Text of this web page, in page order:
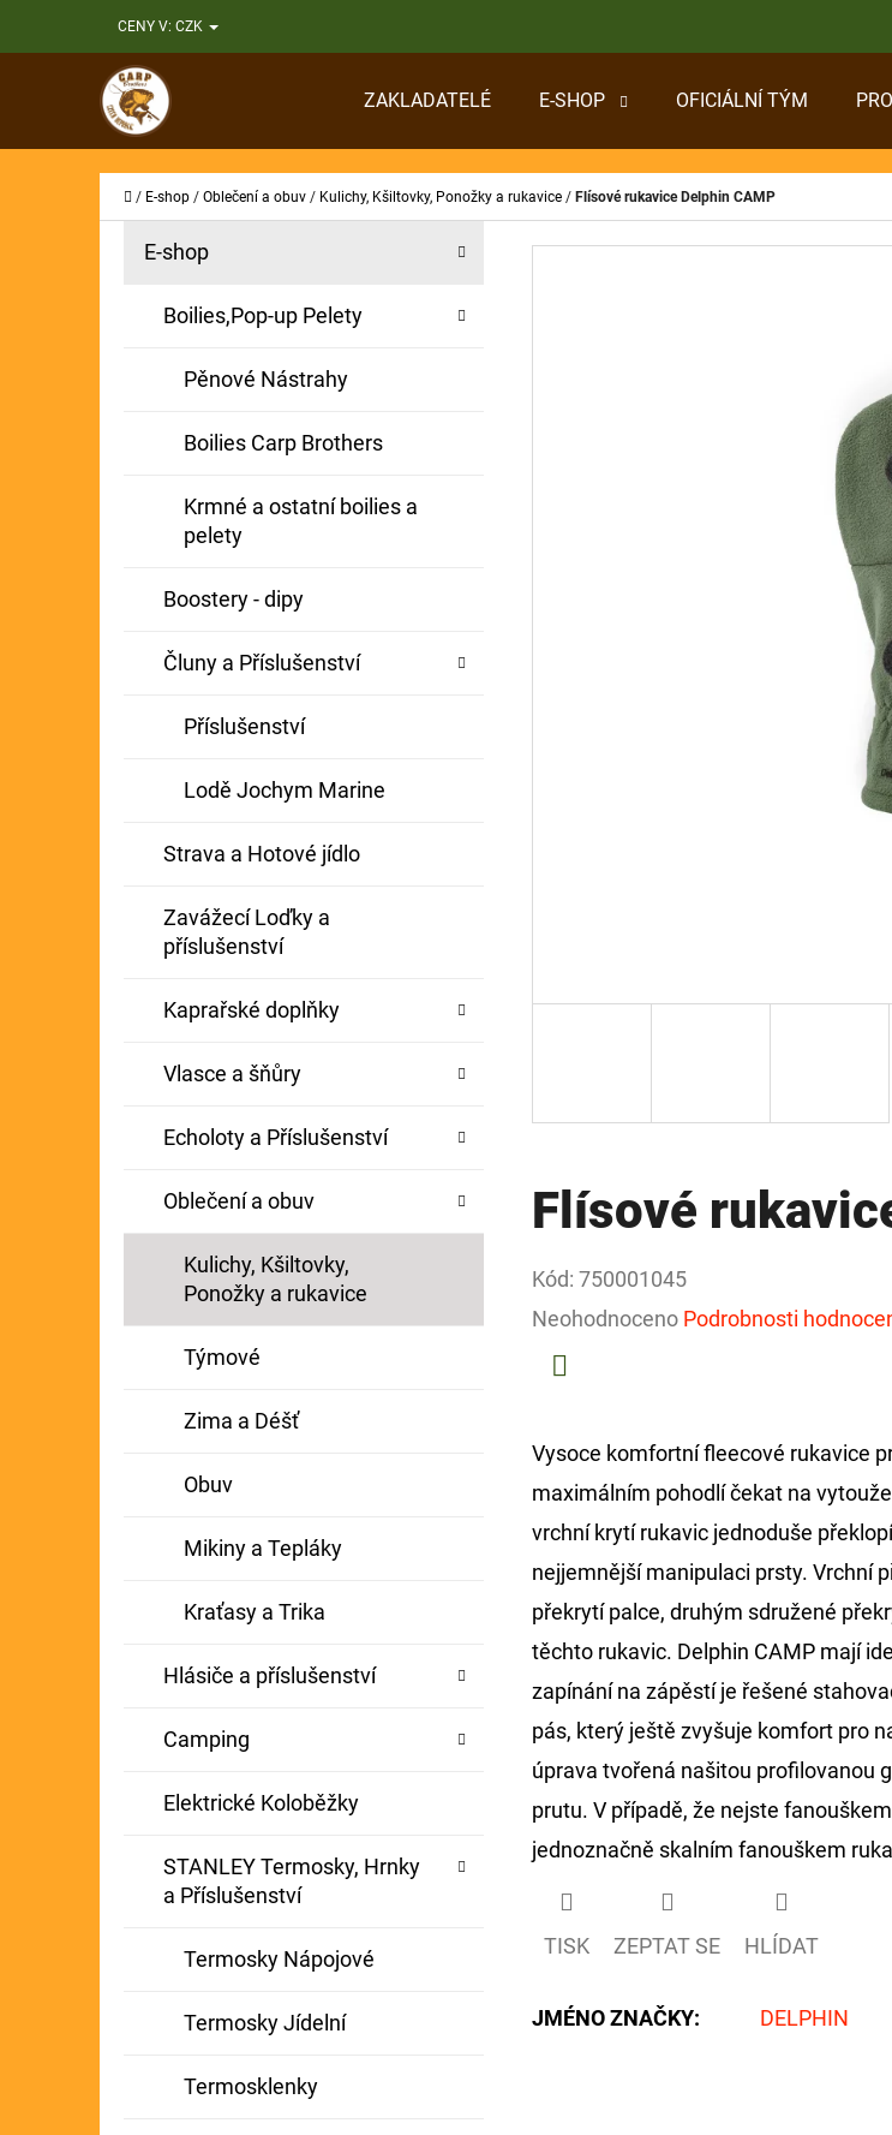
na
CENY V: CZK
ZAKLADATELÉ E-SHOP OFICIÁLNÍ TÝM
Domů
/ E-shop / Oblečení a obuv / Kulichy, Kšiltovky, Ponožky a rukavice / Flísové rukavice Delphin CAMP
Přeskočit
E-shop
Boilies,Pop-up Pelety
Pěnové Nástrahy
Boilies Carp Brothers
Krmné a ostatní boilies a
pelety
Boostery - dipy
Čluny a Příslušenství
Příslušenství
Lodě Jochym Marine
Strava a Hotové jídlo
Zavážecí Loďky a
příslušenství
Kaprařské doplňky
Vlasce a šňůry
Echoloty a Příslušenství
Oblečení a obuv
Kulichy, Kšiltovky,
Ponožky a rukavice
Týmové
Zima a Déšť
Obuv
Mikiny a Tepláky
Kraťasy a Trika
Hlásiče a příslušenství
Camping
Elektrické Koloběžky
STANLEY Termosky, Hrnky
a Příslušenství
Termosky Nápojové
Termosky Jídelní
Termosklenky
Flísové
Kód: 750001045
Průměrné
hodnocení
Neohodnoceno Podrobnosti
Vysoce komfortní fleecové rukavice
maximálním pohodlí čekat na
vrchní krytí rukavic jednoduše
nejjemnější manipulaci prsty. Vrchní
překrytí palce, druhým sdružené
těchto rukavic. Delphin CAMP mají
zapínání na zápěstí je řešené
pás, který ještě zvyšuje komfort pro
úprava tvořená našitou profilovanou
prutu. V případě, že nejste
jednoznačně skalním fanouškem
TISK ZEPTAT SE HLÍDAT
JMÉNO ZNAČKY: DELPHIN
O
Í
Zpět
do
obchodu
Zpět
do
obchodu
CO POTŘEBUJETE
BOILIE RIG PLUS 25LB
Původně: 79 Kč